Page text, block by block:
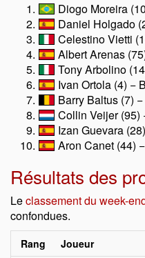
Diogo Moreira
Daniel Holgado
Celestino Vietti
Albert Arenas
Tony Arbolino
Ivan Ortola (4) −
Barry Baltus (7)
Collin Veijer (95)
Izan Guevara
Aron Canet (44)
Résultats des
Leclassement du week-
confondues.
Rang Joueur